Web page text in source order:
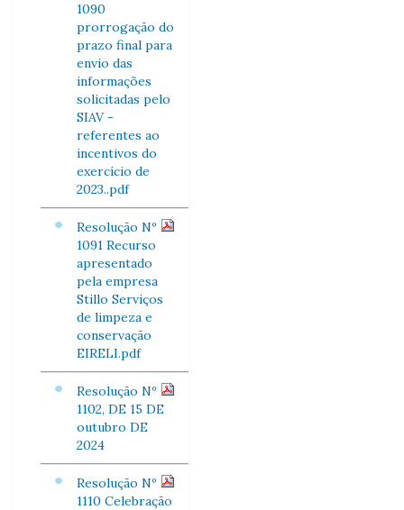
1090
prorrogação do
prazo final para
envio das
informações
solicitadas pelo
SIAV -
referentes ao
incentivos do
exercício de
2023..pdf
Resolução Nº
1091 Recurso
apresentado
pela empresa
Stillo Serviços
de limpeza e
conservação
EIRELI.pdf
Resolução Nº
1102, DE 15 DE
outubro DE
2024
Resolução Nº
1110 Celebração